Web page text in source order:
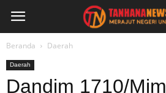
Beranda Daerah
Daerah
Dandim 1710/